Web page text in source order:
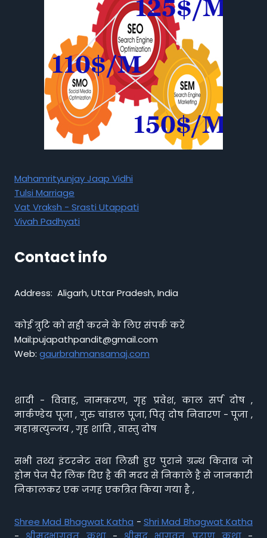
Mahamrityunjay Jaap Vidhi
Tulsi Marriage
Vat Vraksh - Srasti Utappati
Vivah Padhyati
Contact info
Address: Aligarh, Uttar Pradesh, India
कोई त्रुटि को सही करने के लिए संपर्क करें
Mail:pujapathpandit@gmail.com
Web: gaurbrahmansamaj.com
शादी - विवाह, नामकरण, गृह प्रवेश, काल सर्प दोष ,
मार्कण्डेय पूजा , गुरु चांडाल पूजा, पितृ दोष निवारण - पूजा ,
महाम्रत्युन्जय , गृह शांति , वास्तु दोष
सभी तथ्य इंटरनेट तथा लिखी हुए पुराने ग्रन्थ किताब जो
होम पेज पैर लिंक दिए है की मदद से निकाले है से जानकारी
निकालकर एक जगह एकत्रित किया गया है ,
Shree Mad Bhagwat Katha - Shri Mad Bhagwat Katha